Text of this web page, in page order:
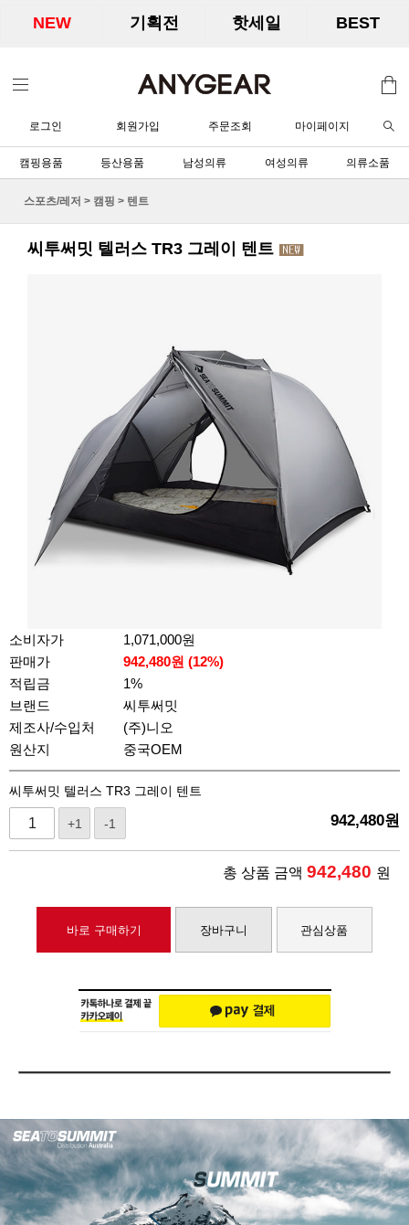
NEW 기획전 핫세일 BEST
로그인 회원가입 주문조회 마이페이지
캠핑용품 등산용품 남성의류 여성의류 의류소품
스포츠/레저 > 캠핑 > 텐트
씨투써밋 텔러스 TR3 그레이 텐트
소비자가
1,071,000원
판매가
942,480원 (12%)
적립금
1%
브랜드
씨투써밋
제조사/수입처
(주)니오
원산지
중국OEM
씨투써밋 텔러스 TR3 그레이 텐트
+1 -1 942,480원
총 상품 금액 942,480 원
바로 구매하기 장바구니 관심상품